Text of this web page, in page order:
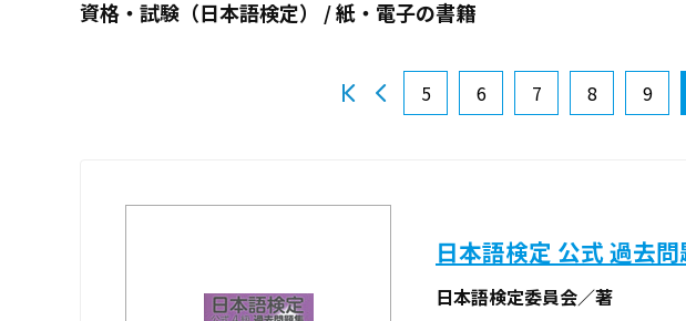
資格・試験（日本語検定） / 紙・電子の書籍
5 6 7 8 9
日本語検定 公式 過去
日本語検定委員会／著